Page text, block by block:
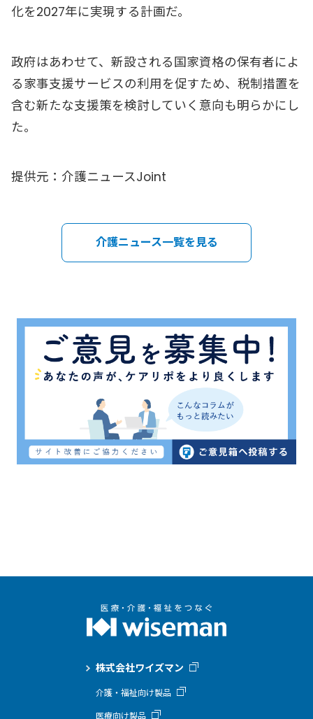
化を2027年に実現する計画だ。
政府はあわせて、新設される国家資格の保有者によ
る家事支援サービスの利用を促すため、税制措置を
含む新たな支援策を検討していく意向も明らかにし
た。
提供元：介護ニュースJoint
介護ニュース一覧を見る
株式会社ワイズマン
介護・福祉向け製品
医療向け製品